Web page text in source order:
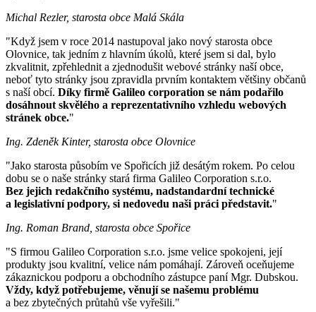
Michal Rezler, starosta obce Malá Skála
"Když jsem v roce 2014 nastupoval jako nový starosta obce
Olovnice, tak jedním z hlavním úkolů, které jsem si dal, bylo
zkvalitnit, zpřehlednit a zjednodušit webové stránky naší obce,
neboť tyto stránky jsou zpravidla prvním kontaktem většiny občanů
s naší obcí. Díky firmě Galileo corporation se nám podařilo
dosáhnout skvělého a reprezentativního vzhledu webových
stránek obce."
Ing. Zdeněk Kinter, starosta obce Olovnice
"Jako starosta působím ve Spořicích již desátým rokem. Po celou
dobu se o naše stránky stará firma Galileo Corporation s.r.o.
Bez jejich redakčního systému, nadstandardní technické
a legislativní podpory, si nedovedu naši práci představit."
Ing. Roman Brand, starosta obce Spořice
"S firmou Galileo Corporation s.r.o. jsme velice spokojeni, její
produkty jsou kvalitní, velice nám pomáhají. Zároveň oceňujeme
zákaznickou podporu a obchodního zástupce paní Mgr. Dubskou.
Vždy, když potřebujeme, věnují se našemu problému
a bez zbytečných průtahů vše vyřešili."